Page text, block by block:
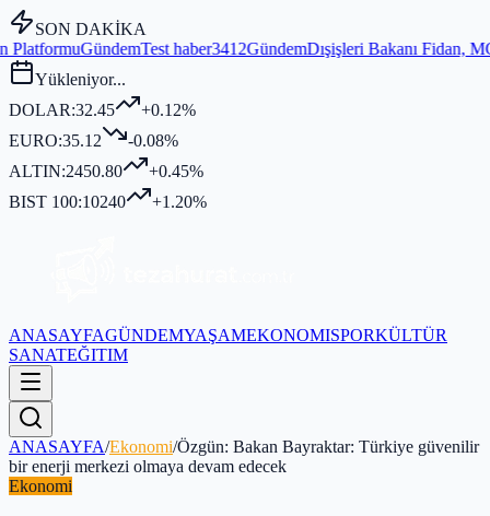
SON DAKİKA
Test haber3412GündemDışişleri Bakanı Fidan, MGK Genel
Yükleniyor...
DOLAR:32.45
+0.12%
EURO:35.12
-0.08%
ALTIN:2450.80
+0.45%
BIST 100:10240 +1.20%
ANASAYFAGÜNDEMYAŞAMEKONOMISPORKÜLTÜR
SANATEĞITIM
ANASAYFA/Ekonomi/Özgün: Bakan Bayraktar: Türkiye güvenilir
bir enerji merkezi olmaya devam edecek
Ekonomi